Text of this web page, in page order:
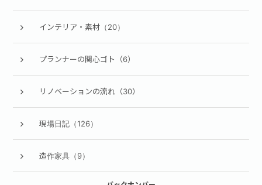
インテリア・素材（20）
プランナーの関心ゴト（6）
リノベーションの流れ（30）
現場日記（126）
造作家具（9）